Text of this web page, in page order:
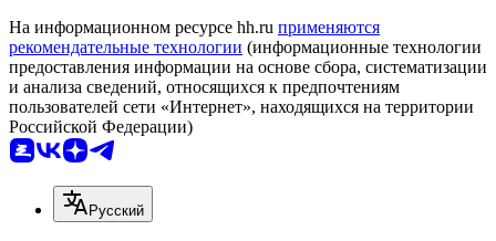
На информационном ресурсе hh.ru применяются
рекомендательные технологии (информационные технологии
предоставления информации на основе сбора, систематизации
и анализа сведений, относящихся к предпочтениям
пользователей сети «Интернет», находящихся на территории
Российской Федерации)
Русский